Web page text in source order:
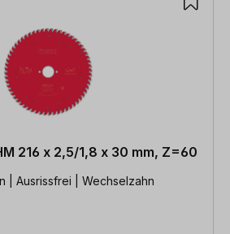
216 x 2,5/1,8 x 30 mm, Z=60
| Ausrissfrei | Wechselzahn